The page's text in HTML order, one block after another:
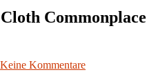
Commonplace
Keine Kommentare